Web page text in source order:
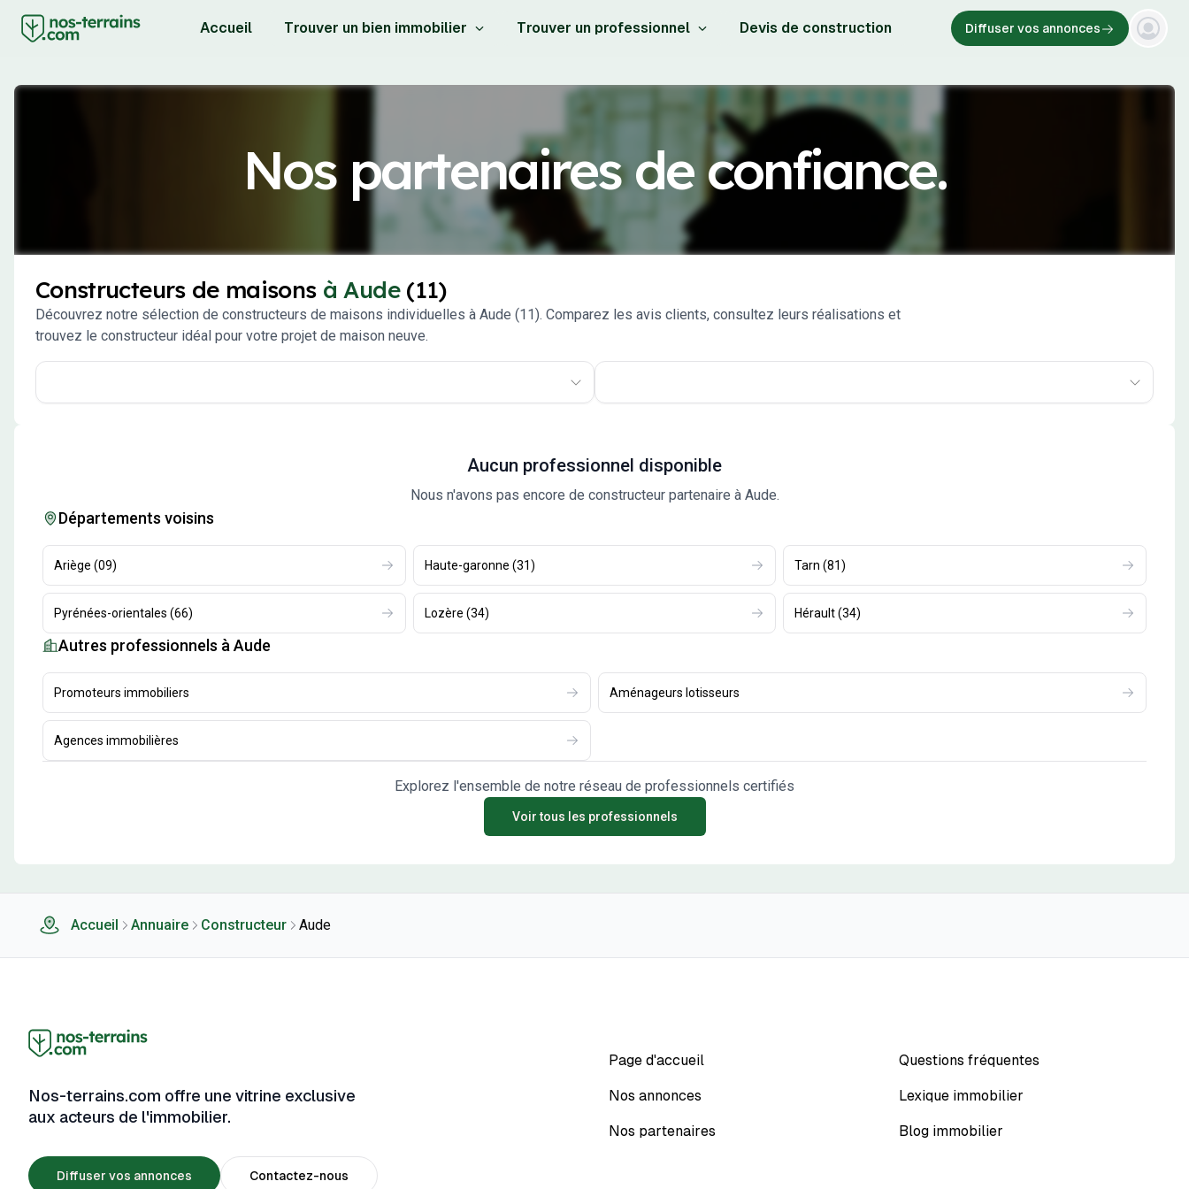
Accueil Trouver un bien immobilier Trouver un professionnel Devis de construction Diffuser vos annonces
Nos partenaires de confiance.
Constructeurs de maisons à Aude(11)
Découvrez notre sélection de constructeurs de maisons individuelles à Aude (11). Comparez les avis clients, consultez leurs réalisations et
trouvez le constructeur idéal pour votre projet de maison neuve.
Aucun professionnel disponible
Nous n'avons pas encore de constructeur partenaire à Aude.
Départements voisins
Ariège (09) Haute-garonne (31) Tarn (81)
Pyrénées-orientales (66) Lozère (34) Hérault(34)
Autres professionnels à Aude
Promoteurs immobiliers Aménageurs lotisseurs
Agences immobilières
Explorez l'ensemble de notre réseau de professionnels certifiés
Voir tous les professionnels
Accueil Annuaire Constructeur Aude
Nos-terrains.com offre une vitrine exclusive
aux acteurs de l'immobilier.
Diffuser vos annonces Contactez-nous
Page d'accueil
Nos annonces
Nos partenaires
Questions fréquentes
Lexique immobilier
Blog immobilier